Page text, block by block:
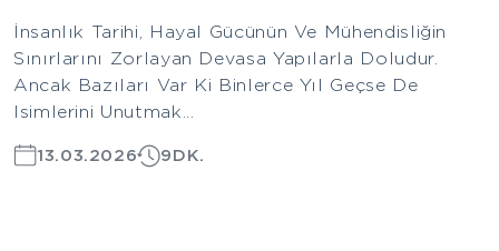
İnsanlık Tarihi, Hayal Gücünün Ve Mühendisliğin
Sınırlarını Zorlayan Devasa Yapılarla Doludur.
Ancak Bazıları Var Ki Binlerce Yıl Geçse De
Isimlerini Unutmak...
13.03.2026 9DK.